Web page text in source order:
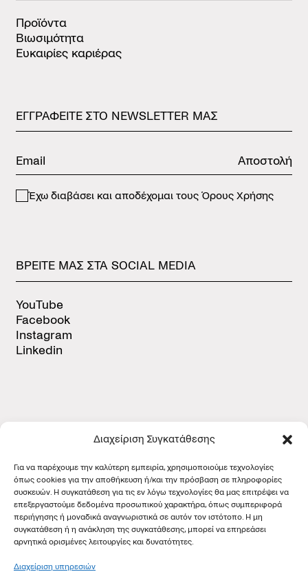
Διαχείριση Συγκατάθεσης
Για να παρέχουμε την καλύτερη εμπειρία, χρησιμοποιούμε τεχνολογίες
όπως cookies για την αποθήκευση ή/και την πρόσβαση σε πληροφορίες
συσκευών. Η συγκατάθεση για τις εν λόγω τεχνολογίες θα μας επιτρέψει να
επεξεργαστούμε δεδομένα προσωπικού χαρακτήρα, όπως συμπεριφορά
περιήγησης ή μοναδικά αναγνωριστικά σε αυτόν τον ιστότοπο. Η μη
συγκατάθεση ή η ανάκληση της συγκατάθεσης, μπορεί να επηρεάσει
αρνητικά ορισμένες λειτουργίες και δυνατότητες.
Διαχείριση υπηρεσιών
Προϊόντα
Βιωσιμότητα
Ευκαιρίες καριέρας
ΕΓΓΡΑΦΕΙΤΕ ΣΤΟ NEWSLETTER ΜΑΣ
Αποστολή
Έχω διαβάσει και αποδέχομαι τουςΌρους Χρήσης
ΒΡΕΙΤΕ ΜΑΣ ΣΤΑ SOCIAL MEDIA
YouTube
Facebook
Instagram
Linkedin